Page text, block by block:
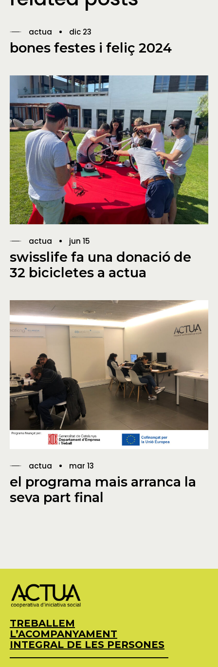
actua dic 23
bones festes i feliç 2024
actua jun 15
swisslife fa una donació de
32 bicicletes a actua
actua mar 13
el programa mais arranca la
seva part final
TREBALLEM
L’ACOMPANYAMENT
INTEGRAL DE LES PERSONES